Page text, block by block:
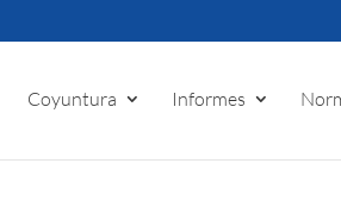
Coyuntura Informes